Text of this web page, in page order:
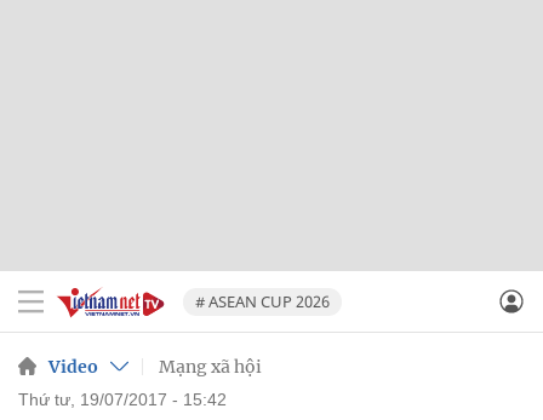
# ASEAN CUP 2026
Video Mạng xã hội
thứ tư, 19/07/2017 - 15:42